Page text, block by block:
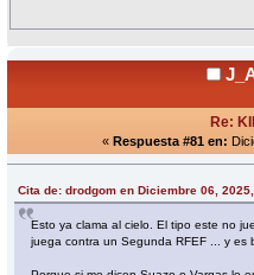
Re:
« Respuesta #81 en:
Cita de: drodgom en Diciembre 06,
Esto ya clama al cielo. El tipo este no
juega contra un Segunda RFEF ... y es